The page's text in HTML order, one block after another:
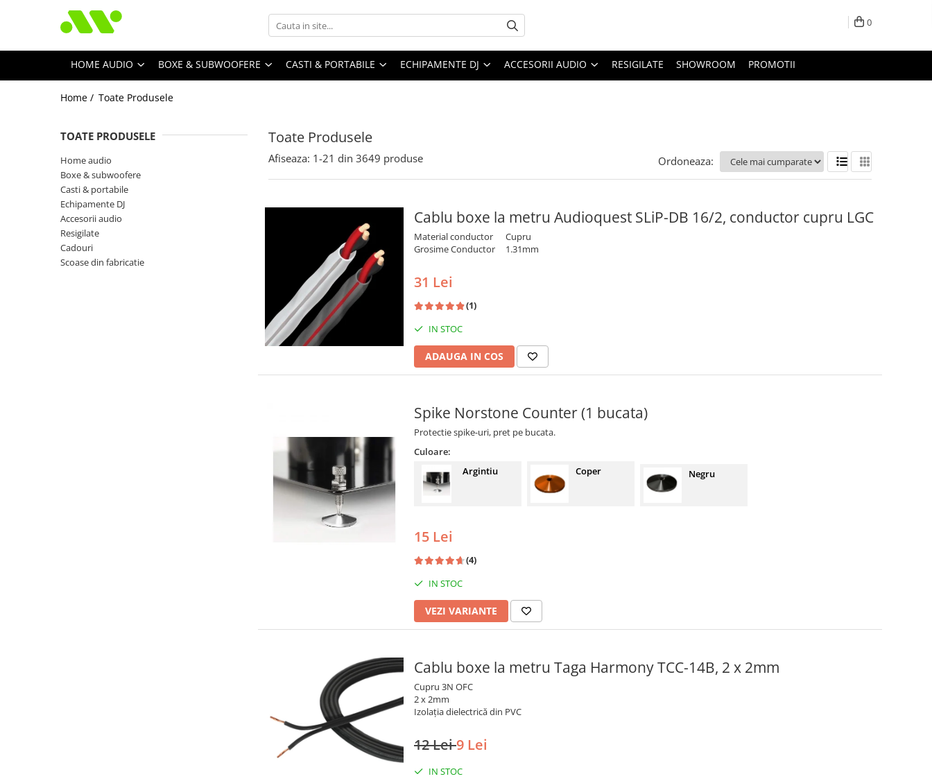
0
HOME AUDIO BOXE & SUBWOOFERE CASTI & PORTABILE ECHIPAMENTE DJ ACCESORII AUDIO RESIGILATE SHOWROOM PROMOTII
Home / Toate Produsele
Toate Produsele
TOATE PRODUSELE
Home audio
Boxe & subwoofere
Casti & portabile
Echipamente DJ
Accesorii audio
Resigilate
Cadouri
Scoase din fabricatie
Afiseaza: 1-21 din 3649 produse Ordoneaza:
Cablu boxe la metru Audioquest SLiP-DB 16/2, conductor cupru LGC
Material conductor
Cupru
Grosime Conductor 1.31mm
31 Lei
(1)
IN STOC
ADAUGA IN COS
Spike Norstone Counter (1 bucata)
Protectie spike-uri, pret pe bucata.
Culoare:
Argintiu
Coper Negru
15 Lei
(4)
IN STOC
VEZI VARIANTE
Cablu boxe la metru Taga Harmony TCC-14B, 2 x 2mm
Cupru 3N OFC
2 x 2mm
Izolația dielectrică din PVC
12 Lei9 Lei
IN STOC